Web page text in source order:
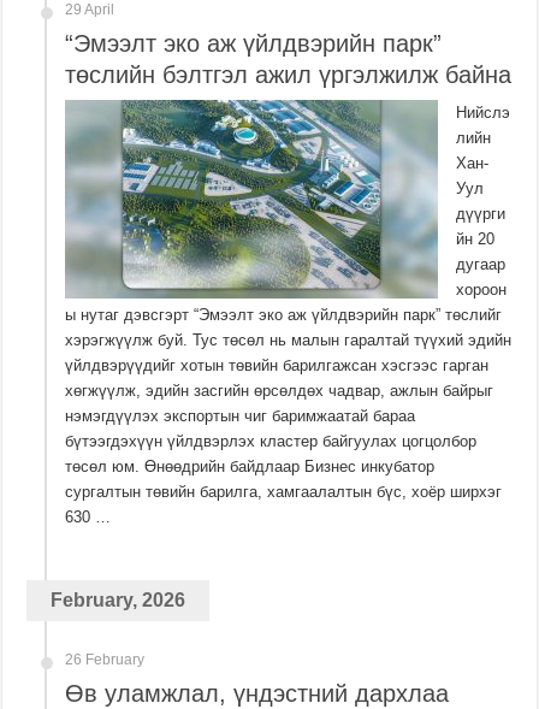
29 April
“Эмээлт эко аж үйлдвэрийн парк”
төслийн бэлтгэл ажил үргэлжилж байна
Нийслэ
лийн
Хан-
Уул
дүүрги
йн 20
дугаар
хороон
ы нутаг дэвсгэрт “Эмээлт эко аж үйлдвэрийн парк” төслийг
хэрэгжүүлж буй. Тус төсөл нь малын гаралтай түүхий эдийн
үйлдвэрүүдийг хотын төвийн барилгажсан хэсгээс гарган
хөгжүүлж, эдийн засгийн өрсөлдөх чадвар, ажлын байрыг
нэмэгдүүлэх экспортын чиг баримжаатай бараа
бүтээгдэхүүн үйлдвэрлэх кластер байгуулах цогцолбор
төсөл юм. Өнөөдрийн байдлаар Бизнес инкубатор
сургалтын төвийн барилга, хамгаалалтын бүс, хоёр ширхэг
630 …
February, 2026
26 February
Өв уламжлал, үндэстний дархлаа